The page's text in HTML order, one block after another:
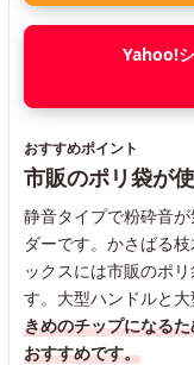
Yahoo!
おすすめポイント
市販のポリ袋が
静音タイプで粉砕音
ダーです。かさばる
ックスには市販のポ
す。大型ハンドルと大
きめのチップになる
おすすめです。